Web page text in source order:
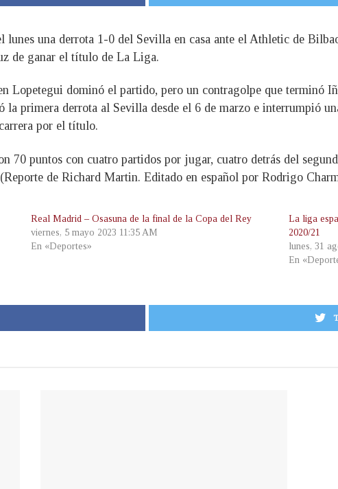
lunes una derrota 1-0 del Sevilla en casa ante el Athletic de
de ganar el título de La Liga.
Lopetegui dominó el partido, pero un contragolpe que terminó
primera derrota al Sevilla desde el 6 de marzo e interrumpió
por el título.
70 puntos con cuatro partidos por jugar, cuatro detrás del
de Richard Martin. Editado en español por Rodrigo
Real Madrid – Osasuna de la final de la Copa del Rey
viernes, 5 mayo 2023 11:35 AM
En «Deportes»
La liga
2020/21
lunes, 31
En